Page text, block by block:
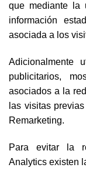
que mediante la
información
asociada a los
Adicionalmente
publicitarios,
asociados a la
las visitas
Remarketing.
Para evitar la
Analytics existen